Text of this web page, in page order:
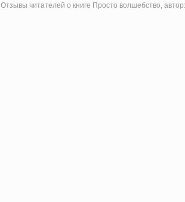
Отзывы читателей о книге Просто волшебство,